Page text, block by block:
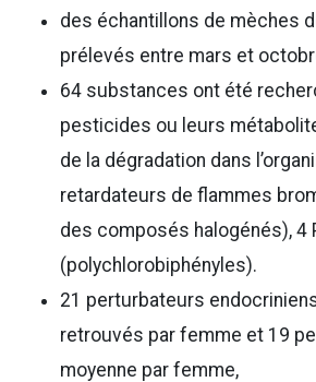
des échantillons de mèches
prélevés entre mars et
64 substances ont été
pesticides ou leurs
de la dégradation dans
retardateurs de flammes
des composés halogénés), 4
(polychlorobiphényles).
21 perturbateurs
retrouvés par femme et 19
moyenne par femme,